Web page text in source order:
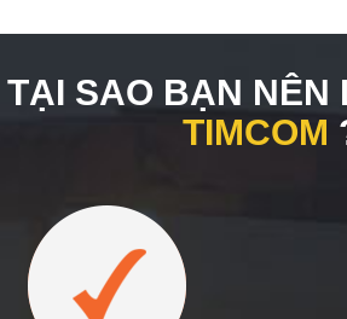
TẠI SAO BẠN NÊN
TIMCOM